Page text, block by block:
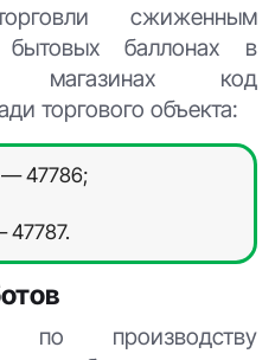
сжиженным
баллонах в
магазинах код
торгового объекта:
— 47786;
47787.
по производству